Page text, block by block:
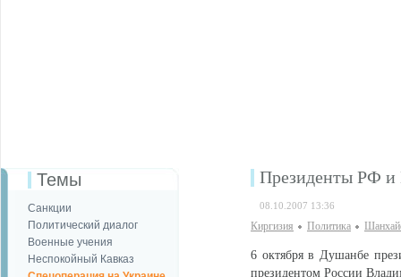
Темы
Санкции
Политический диалог
Военные учения
Неспокойный Кавказ
Президенты РФ и
08.10.2007 13:36
Киргизия Политика
6 октября в Душанбе
президентом России